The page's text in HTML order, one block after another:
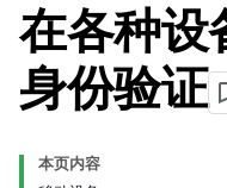
在各种设
身份验证
本页内容